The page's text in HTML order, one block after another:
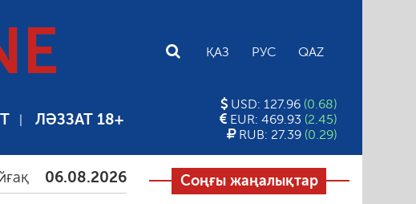
ҚАЗ РУС QAZ
ЛӘЗЗАТ 18+
USD: 127.96 (0.68)
EUR: 469.93 (2.45)
RUB: 27.39 (0.29)
Тамыздағы таңғы түтін 06.08.2026
Соңғы жаңалықтар